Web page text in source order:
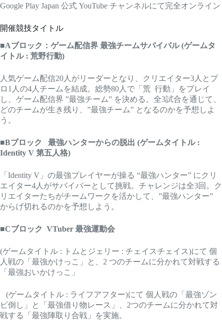
Google Play Japan 公式 YouTube チャンネルにて完全オンライン
開催競技タイトル
■Aブロック：ゲーム配信界 最強チームサバイバル (ゲームタ
イトル : 荒野行動)
人気ゲーム配信20人がリーダーとなり、クリエイター3人とプ
ロ1人の4人チームを結成。総勢80人で「荒 行動」をプレイ
し、ゲーム配信界 ”最強チーム” を決める。全3試合を通じて、
どのチームが生き残り、”最強チーム” となるのかを予想しよ
う。
■Bブロック 最強ハンターからの脱出 (ゲームタイトル :
Identity V 第五人格)
「Identity V」の最強プレイヤーが操る “最強ハンター” にクリ
エイター4人がサバイバーとして挑戦。チャレンジは全3回。ク
リエイターたちがチームワークを活かして、”最強ハンター”
からげ切れるのかを予想しよう。
■Cブロック VTuber 最強運動会
(ゲームタイトル : トムとジェリー : チェイスチェイス)にて 個
人戦の「最強かけっこ」と、2 つのチームに分かれて対戦する
「最強おいかけっこ」
(ゲームタイトル : ライフアフター)にて 個人戦の「最強ゾン
ビ倒し」と「最強借り物レース」、2つのチームに分かれて対
戦する「最強陣取り合戦」を実施。